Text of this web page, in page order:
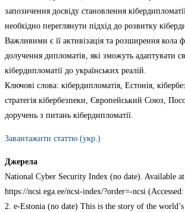
запозичення досвіду становлення
необхідно переглянути підхід до розвитку
Важливими є її активізація та розширення кола
долучення дипломатів, які зможуть адаптувати
кібердипломатії до українських реалій.
Ключові слова: кібердипломатія, Естонія,
стратегія кібербезпеки, Європейський Союз,
доручень з питань кібердипломатії.
Завантажити статтю (укр.)
Джерела
National Cyber Security Index (no date). Available
https://ncsi.ega.ee/ncsi-index/?order=-ncsi
2. e-Estonia (no date) This is the story of the